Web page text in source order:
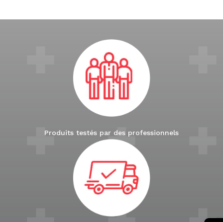
Produits testés par des professionnels